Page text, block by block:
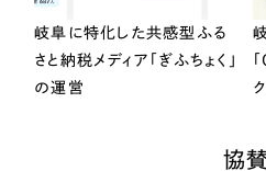
岐阜に特化した共感型ふる
さと納税メディア「ぎふちょく」
の運営
協